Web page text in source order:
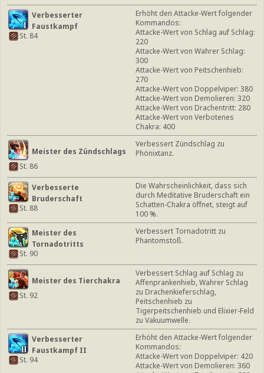
Verbesserter
Faustkampf
St. 84
Erhöht den Attacke-Wert folgender
Kommandos:
Attacke-Wert von Schlag auf Schlag:
220
Attacke-Wert von Wahrer Schlag:
300
Attacke-Wert von Peitschenhieb:
270
Attacke-Wert von Doppelviper: 380
Attacke-Wert von Demolieren: 320
Attacke-Wert von Drachentritt: 280
Attacke-Wert von Verbotenes
Chakra: 400
Meister des Zündschlags
St. 86
Verbessert Zündschlag zu
Phönixtanz.
Verbesserte
Bruderschaft
St. 88
Die Wahrscheinlichkeit, dass sich
durch Meditative Bruderschaft ein
Schatten-Chakra öffnet, steigt auf
100 %.
Meister des
Tornadotritts
St. 90
Verbessert Tornadotritt zu
Phantomstoß.
Meister des Tierchakra
St. 92
Verbessert Schlag auf Schlag zu
Affenprankenhieb, Wahrer Schlag
zu Drachenkieferschlag,
Peitschenhieb zu
Tigerpeitschenhieb und Elixier-Feld
zu Vakuumwelle.
Verbesserter
Faustkampf II
St. 94
Erhöht den Attacke-Wert folgender
Kommandos:
Attacke-Wert von Doppelviper: 420
Attacke-Wert von Demolieren: 360